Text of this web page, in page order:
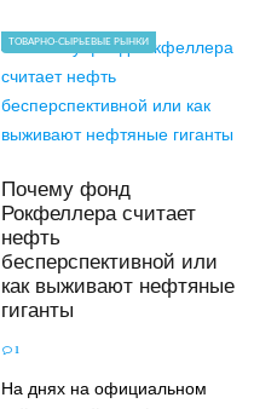
ТОВАРНО-СЫРЬЕВЫЕ РЫНКИ
Почему фонд
Рокфеллера считает
нефть
бесперспективной или
как выживают нефтяные
гиганты
1
На днях на официальном